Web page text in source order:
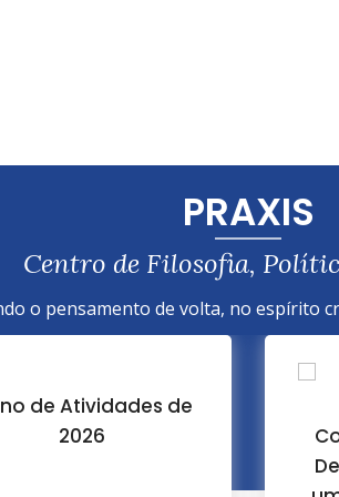
PRAXIS
Centro de Filosofia,
o pensamento de volta, no espírito
Projeto de
para o